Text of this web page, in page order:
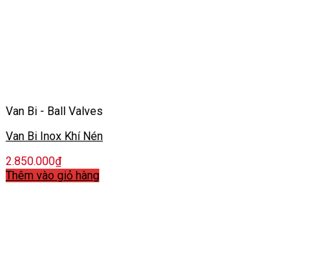
Van Bi - Ball Valves
Van Bi Inox Khí Nén
2.850.000₫
Thêm vào giỏ hàng